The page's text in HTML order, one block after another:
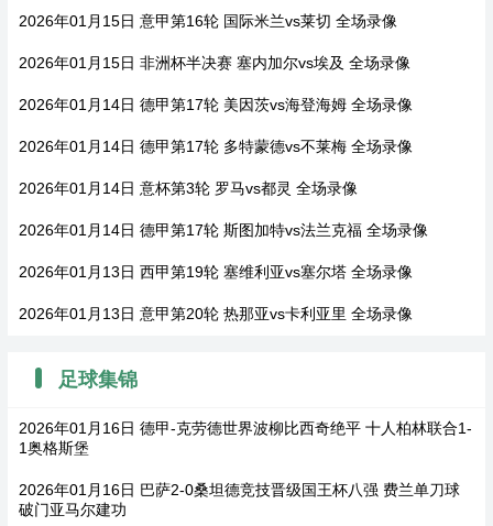
2026年01月15日 意甲第16轮 国际米兰vs莱切 全场录像
2026年01月15日 非洲杯半决赛 塞内加尔vs埃及 全场录像
2026年01月14日 德甲第17轮 美因茨vs海登海姆 全场录像
2026年01月14日 德甲第17轮 多特蒙德vs不莱梅 全场录像
2026年01月14日 意杯第3轮 罗马vs都灵 全场录像
2026年01月14日 德甲第17轮 斯图加特vs法兰克福 全场录像
2026年01月13日 西甲第19轮 塞维利亚vs塞尔塔 全场录像
2026年01月13日 意甲第20轮 热那亚vs卡利亚里 全场录像
足球集锦
2026年01月16日 德甲-克劳德世界波柳比西奇绝平 十人柏林联合1-
1奥格斯堡
2026年01月16日 巴萨2-0桑坦德竞技晋级国王杯八强 费兰单刀球
破门亚马尔建功